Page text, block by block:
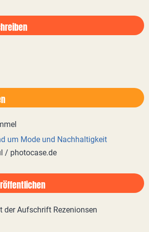
um Mode und Nachhaltigkeit
/ photocase.de